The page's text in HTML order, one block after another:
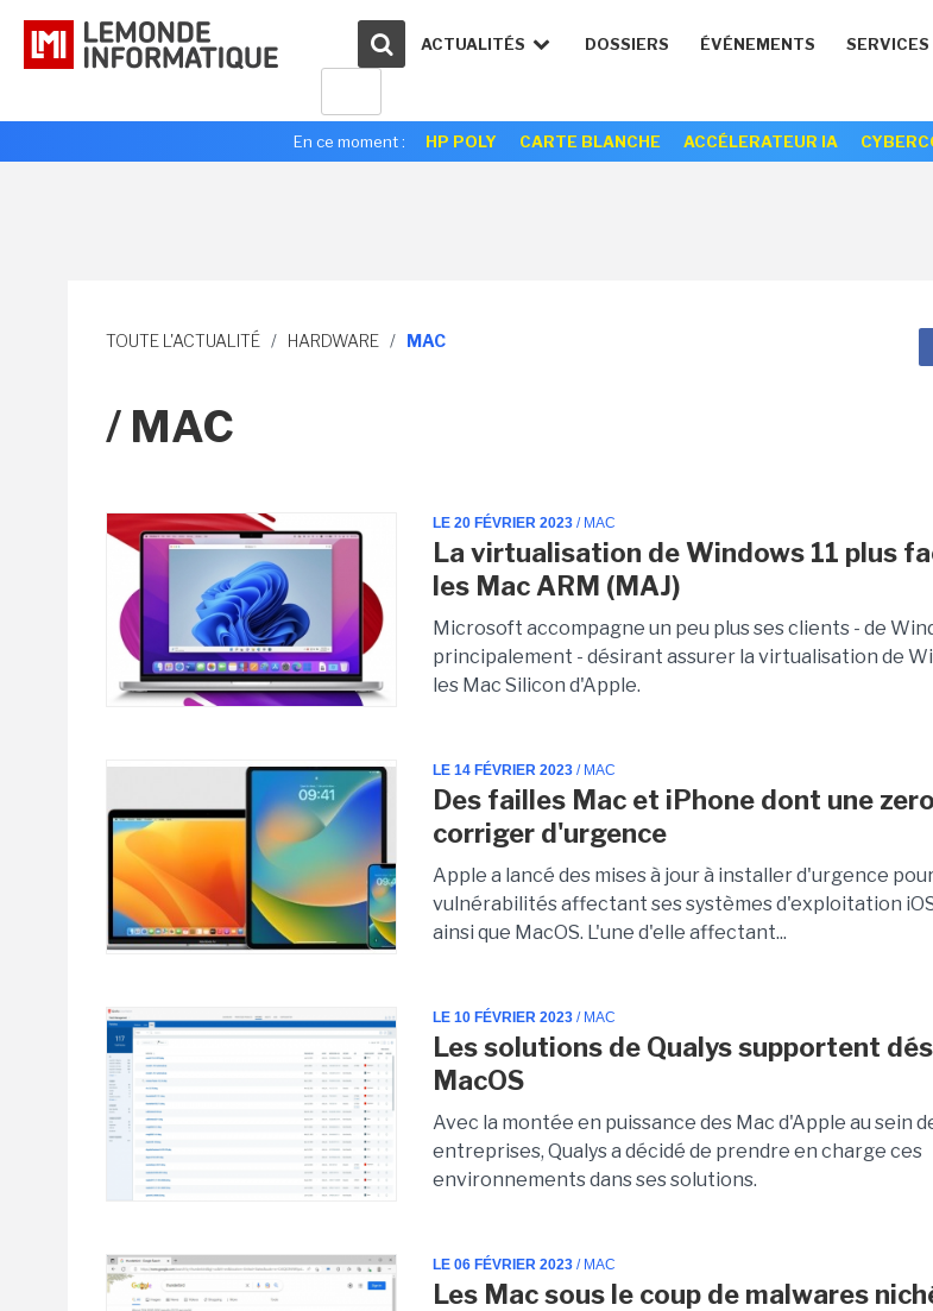
ACTUALITÉS DOSSIERS ÉVÉNEMENTS SERVICES
En ce moment : HP POLY CARTE BLANCHE ACCÉLERATEUR IA
TOUTE L'ACTUALITÉ / HARDWARE / MAC
/ MAC
LE 20 FÉVRIER 2023 / MAC
La virtualisation de Windows 11 plus
les Mac ARM (MAJ)
Microsoft accompagne un peu plus ses clients - de
principalement - désirant assurer la virtualisation de
les Mac Silicon d'Apple.
LE 14 FÉVRIER 2023 / MAC
Des failles Mac et iPhone dont une
corriger d'urgence
Apple a lancé des mises à jour à installer d'urgence
vulnérabilités affectant ses systèmes d'exploitation
ainsi que MacOS. L'une d'elle affectant...
LE 10 FÉVRIER 2023 / MAC
Les solutions de Qualys supportent
MacOS
Avec la montée en puissance des Mac d'Apple au sein
entreprises, Qualys a décidé de prendre en charge ces
environnements dans ses solutions.
LE 06 FÉVRIER 2023 / MAC
Les Mac sous le coup de malwares